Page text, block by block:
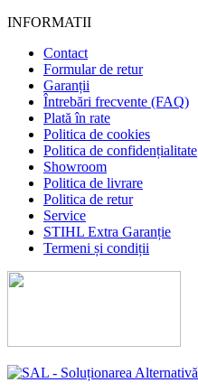
INFORMATII
Contact
Formular de retur
Garanții
Întrebări frecvente (FAQ)
Plată în rate
Politica de cookies
Politica de confidențialitate
Showroom
Politica de livrare
Politica de retur
Service
STIHL Extra Garanție
Termeni și condiții